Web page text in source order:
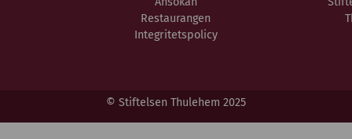
Restaurangen
Integritetspolicy
© Stiftelsen Thulehem 2025